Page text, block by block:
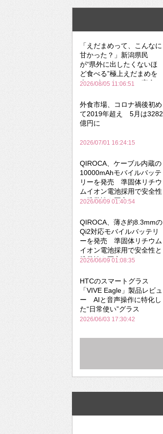
「えだまめって、こんなに
甘かった？」新潟県民
が“県外に出したくないほ
ど食べる”極上えだまめを
森のビアガーデンで実食
2026/08/05 11:06:51
外食市場、コロナ禍後初め
て2019年超え 5月は3282
億円に
2026/07/01 16:24:15
QIROCA、ケーブル内蔵の
10000mAhモバイルバッテ
リーを発売 準固体リチウ
ムイオン電池採用で安全性
と携帯性を両立
2026/06/09 01:40:54
QIROCA、薄さ約8.3mmの
Qi2対応モバイルバッテリ
ーを発売 準固体リチウム
イオン電池採用で安全性と
携帯性を両立
2026/06/09 01:08:35
HTCのスマートグラス
「VIVE Eagle」製品レビュ
ー AIと音声操作に特化し
た“日常使い”グラス
2026/06/03 17:30:42